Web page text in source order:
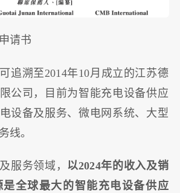
请书
追溯至2014年10月成立的江苏德
公司，目前为智能充电设备供应
设备及服务、微电网系统、大型
线。
服务领域， 以2024年的收入及销
全球最大的智能充电设备供应